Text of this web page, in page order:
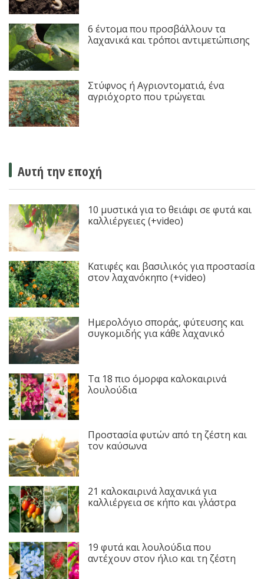
6 έντομα που προσβάλλουν τα
λαχανικά και τρόποι αντιμετώπισης
Στύφνος ή Αγριοντοματιά, ένα
αγριόχορτο που τρώγεται
Αυτή την εποχή
10 μυστικά για το θειάφι σε φυτά και
καλλιέργειες (+video)
Κατιφές και βασιλικός για προστασία
στον λαχανόκηπο (+video)
Ημερολόγιο σποράς, φύτευσης και
συγκομιδής για κάθε λαχανικό
Τα 18 πιο όμορφα καλοκαιρινά
λουλούδια
Προστασία φυτών από τη ζέστη και
τον καύσωνα
21 καλοκαιρινά λαχανικά για
καλλιέργεια σε κήπο και γλάστρα
19 φυτά και λουλούδια που
αντέχουν στον ήλιο και τη ζέστη